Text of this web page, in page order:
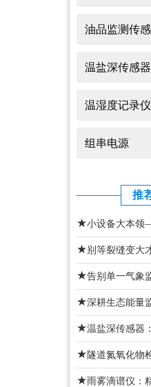
油品监测传
温盐深传感器
温湿度记录仪
组串电源
推
★小设备大本领——声学多普
★别等裂缝变大才着急，裂缝
★告别单一气象监测：十要素
★深耕生态能量监测，净
★温盐深传感器：一款针对海
★ 隧道氮氧化物检测仪：智慧隧
★雨雾滴谱仪：精准捕捉